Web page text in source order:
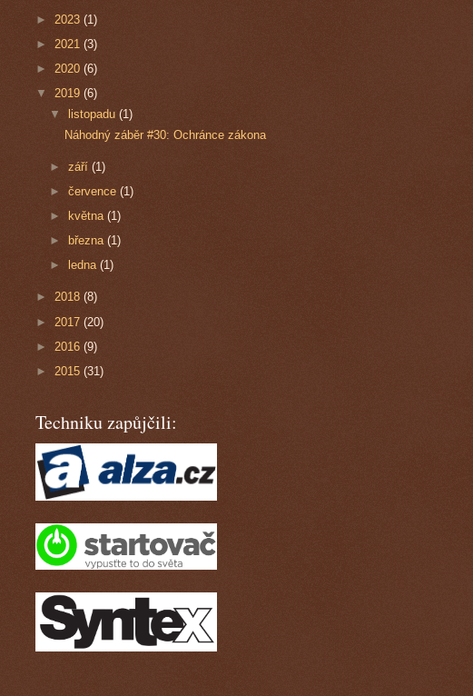
► 2023 (1)
► 2021 (3)
► 2020 (6)
▼ 2019 (6)
▼
listopadu(1)
Náhodný záběr #30: Ochránce zákona
►září(1)
►července(1)
►
května(1)
►
března(1)
►
ledna(1)
► 2018 (8)
► 2017 (20)
► 2016 (9)
► 2015 (31)
Techniku zapůjčili: